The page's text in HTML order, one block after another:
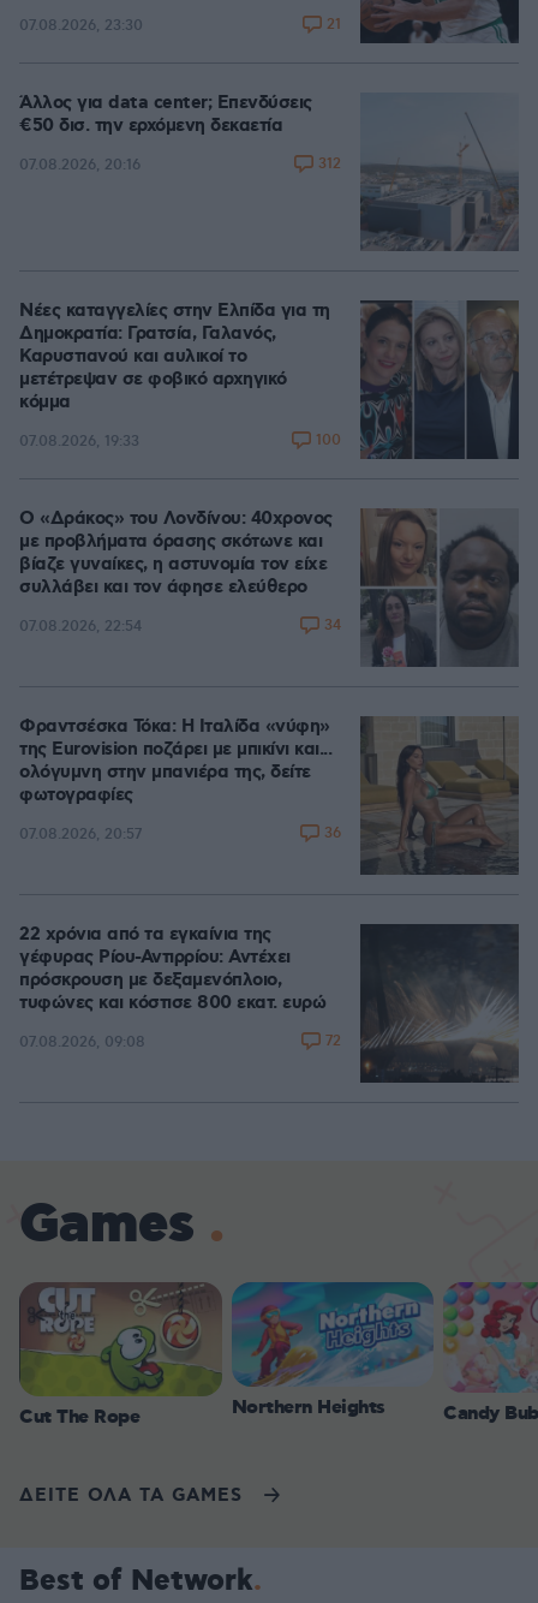
07.08.2026, 23:30 21
Άλλος για data center; Επενδύσεις
€50 δισ. την ερχόμενη δεκαετία
07.08.2026, 20:16 312
Νέες καταγγελίες στην Ελπίδα για τη
Δημοκρατία: Γρατσία, Γαλανός,
Καρυστιανού και αυλικοί το
μετέτρεψαν σε φοβικό αρχηγικό
κόμμα
07.08.2026, 19:33 100
Ο «Δράκος» του Λονδίνου: 40χρονος
με προβλήματα όρασης σκότωνε και
βίαζε γυναίκες, η αστυνομία τον είχε
συλλάβει και τον άφησε ελεύθερο
07.08.2026, 22:54 34
Φραντσέσκα Τόκα: Η Ιταλίδα «νύφη»
της Eurovision ποζάρει με μπικίνι και...
ολόγυμνη στην μπανιέρα της, δείτε
φωτογραφίες
07.08.2026, 20:57 36
22 χρόνια από τα εγκαίνια της
γέφυρας Ρίου-Αντιρρίου: Αντέχει
πρόσκρουση με δεξαμενόπλοιο,
τυφώνες και κόστισε 800 εκατ. ευρώ
07.08.2026, 09:08 72
Games
Cut The Rope Northern Heights Candy
ΔΕΙΤΕ ΟΛΑ ΤΑ GAMES
Best of Network